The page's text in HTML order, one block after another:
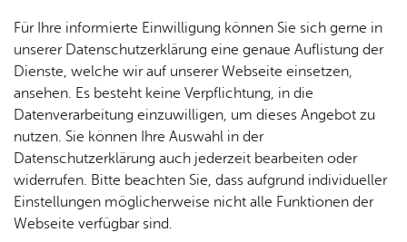
Rat­
haus &
Bür­
ger­
ser­vice
Rat­
häu­ser
& Orts­
ver­
wal­
Nach­
rich­
ten,
Vi­de­os
& Bil­
der
Me­di­
en­in­
for­ma­
tio­nen
Jobs
Stel­
len­an­
ge­bo­te
Aus­bil­
dung &
Stu­di­
um
Bauen
& Um­
welt
Geo­
da­ten
& 3D-
Stadt­
Ge­
sund­
heit &
kum
Ärzte &
Apo­
Vor­le­sen
Wir sind kein „klas­si­sches“ (Spei­se-)Re­stau­rant.
Un­se­re Gäste fin­den bei uns eine klei­ne Karte mit
einer Aus­wahl an ab­wechs­lungs­rei­chen Ge­rich­
ten - von Ves­pern und Pinsa über den „Klas­si­ker“
Cur­ry­wurst bis hin zu aus­tra­li­schen Pies. Sonn­
tags gibt's ein Lang­schlä­fer­früh­stück und Kaf­fee
und Ku­chen.
Für Ihre informierte Einwilligung können Sie sich gerne in
unserer Datenschutzerklärung eine genaue Auflistung der
Dienste, welche wir auf unserer Webseite einsetzen,
ansehen. Es besteht keine Verpflichtung, in die
Datenverarbeitung einzuwilligen, um dieses Angebot zu
nutzen. Sie können Ihre Auswahl in der
Datenschutzerklärung auch jederzeit bearbeiten oder
widerrufen. Bitte beachten Sie, dass aufgrund individueller
Einstellungen möglicherweise nicht alle Funktionen der
Webseite verfügbar sind.